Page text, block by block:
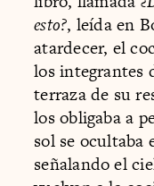
esto?, leída en
atardecer, el
los integrantes
terraza de su
los obligaba a
sol se ocultaba
señalando el